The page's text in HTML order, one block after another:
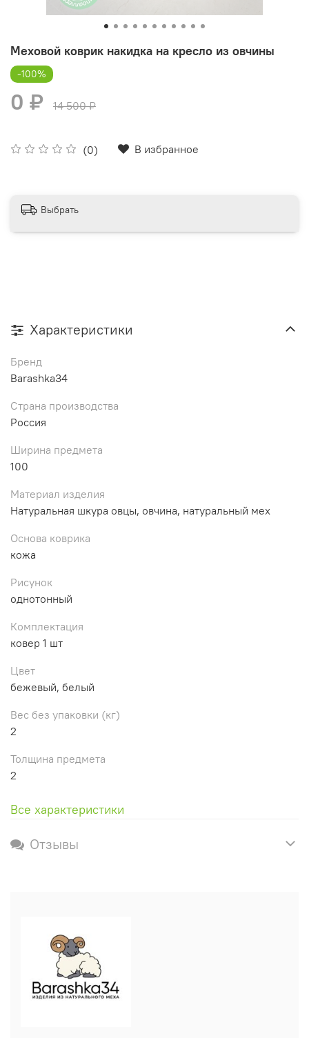
Меховой коврик накидка на кресло из овчины
(0) В избранное
-100%
0 ₽ 14 500 ₽
Выбрать
Характеристики
Бренд
Barashka34
Страна производства
Россия
Ширина предмета
100
Материал изделия
Натуральная шкура овцы, овчина, натуральный мех
Основа коврика
кожа
Рисунок
однотонный
Комплектация
ковер 1 шт
Цвет
бежевый, белый
Вес без упаковки (кг)
2
Толщина предмета
2
Все характеристики
Отзывы